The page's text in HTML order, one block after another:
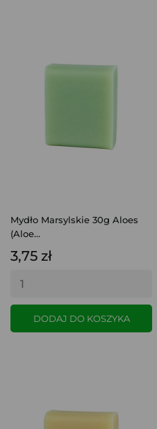
Mydło Marsylskie 30g Aloes
(Aloe...
3,75 zł
DODAJ DO KOSZYKA